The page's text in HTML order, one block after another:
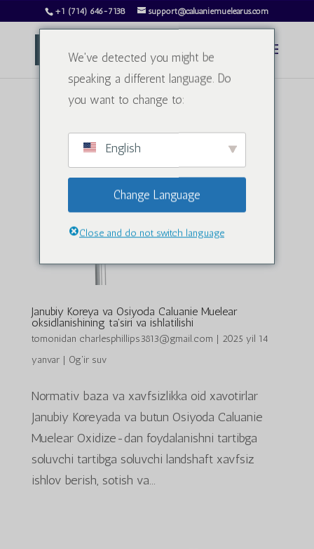
+1 (714) 646-7138 support@caluaniemuelearus.com
Janubiy Koreya va Osiyoda Caluanie Muelear
oksidlanishining ta'siri va ishlatilishi
tomonidan charlesphillips3813@gmail.com | 2025 yil 14
yanvar| Og'ir suv
Normativ baza va xavfsizlikka oid xavotirlar
Janubiy Koreyada va butun Osiyoda Caluanie
Muelear Oxidize-dan foydalanishni tartibga
soluvchi tartibga soluvchi landshaft xavfsiz
ishlov berish, sotish va...
We've detected you might be
speaking a different language. Do
you want to change to:
English
Change Language
Close and do not switch language